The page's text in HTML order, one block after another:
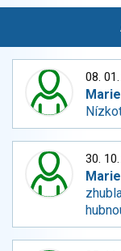
08.
30.